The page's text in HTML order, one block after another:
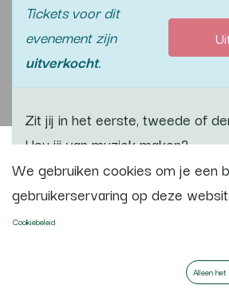
Tickets voor dit
evenement zijn
uitverkocht.
Zit jij in het eerste, tweede of
Hou jij van muziek maken?
Ontdek samen met ons de
Speel zo hard als je kunt en laat
Knutsel je eigen instrument en
We gebruiken cookies om je een
gebruikerservaring op deze
Cookiebeleid
Alleen